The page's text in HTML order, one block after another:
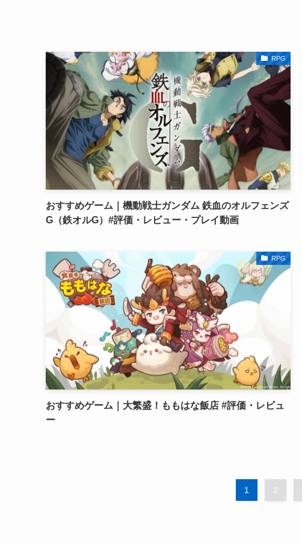
RPG
おすすめゲーム｜機動戦士ガンダム 鉄血のオルフェンズ
G（鉄オルG）#評価・レビュー・プレイ動画
RPG
おすすめゲーム｜大繁盛！ももはな飯店 #評価・レビュ
ー
1 2